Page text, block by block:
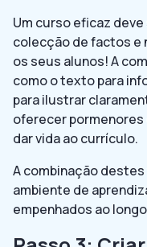
Um curso eficaz
colecção de factos e
os seus alunos! A
como o texto para
para ilustrar
oferecer
dar vida ao currículo.
A combinação
ambiente de
empenhados ao